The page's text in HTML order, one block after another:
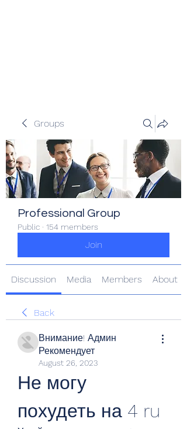
Groups
Professional Group
Public · 154 members
Join
Discussion Media Members About
Back
Внимание! Админ
Рекомендует
August 26, 2023
Не могу
похудеть на 4 ru